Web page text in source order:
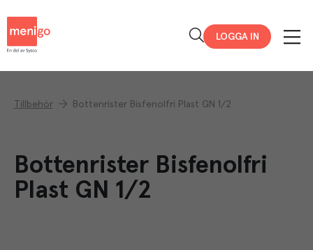
LOGGA IN
Tillbehör Bottenrister Bisfenolfri Plast GN 1/2
Bottenrister Bisfenolfri
Plast GN 1/2